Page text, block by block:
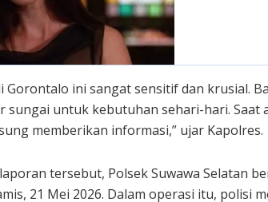
Gorontalo ini sangat sensitif dan krusial.
sungai untuk kebutuhan sehari-hari. Saat
memberikan informasi,” ujar Kapolres.
tersebut, Polsek Suwawa Selatan
21 Mei 2026. Dalam operasi itu, polisi